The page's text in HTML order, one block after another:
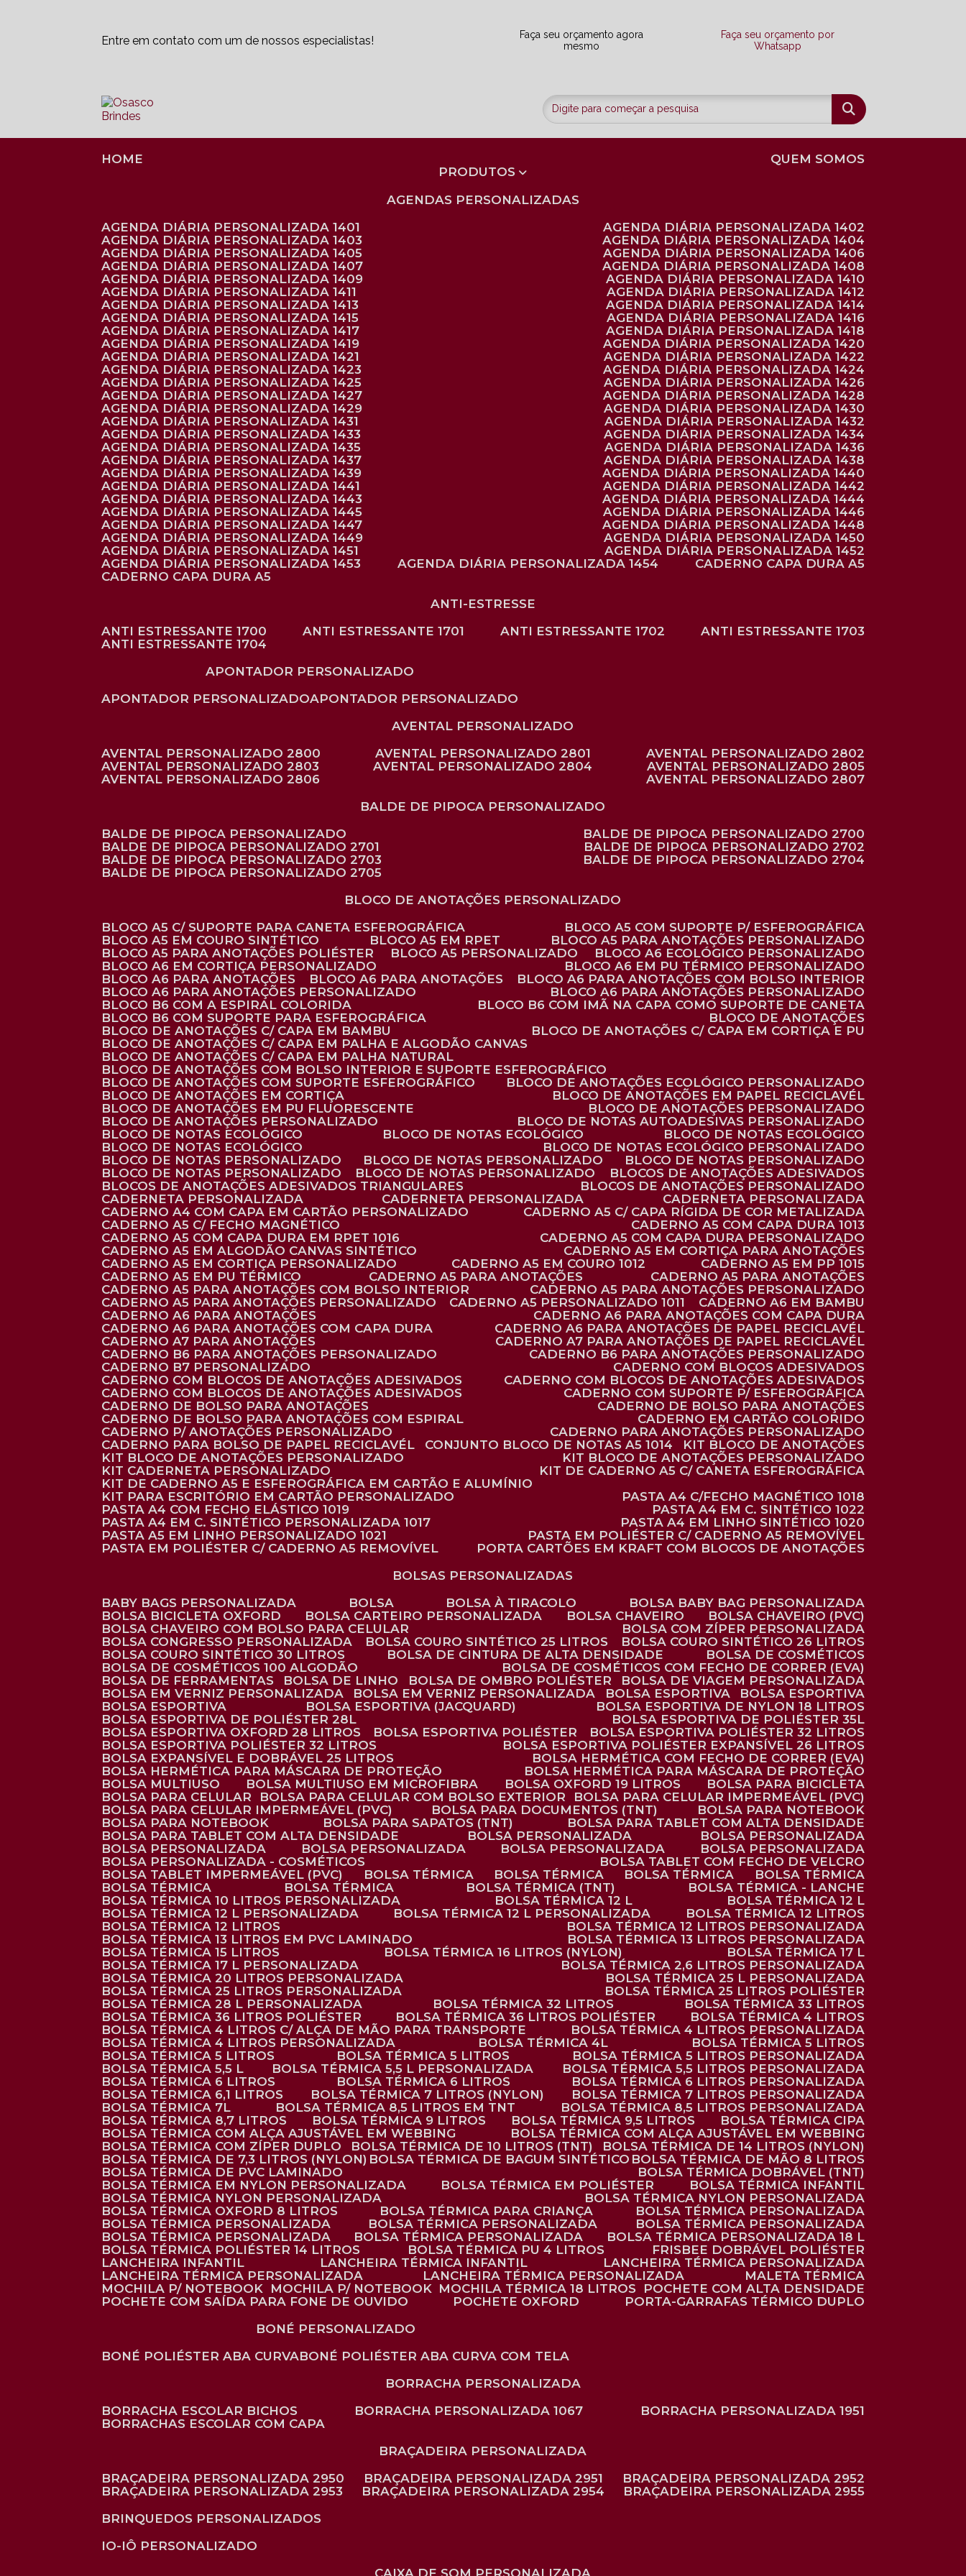
Entre em contato com um de nossos especialistas!
Faça seu orçamento agora
mesmo
Faça seu orçamento por
Whatsapp
HOME
QUEM SOMOS
PRODUTOS
AGENDAS PERSONALIZADAS
AGENDA DIÁRIA PERSONALIZADA 1401
AGENDA DIÁRIA PERSONALIZADA 1402
AGENDA DIÁRIA PERSONALIZADA 1403
AGENDA DIÁRIA PERSONALIZADA 1404
AGENDA DIÁRIA PERSONALIZADA 1405
AGENDA DIÁRIA PERSONALIZADA 1406
AGENDA DIÁRIA PERSONALIZADA 1407
AGENDA DIÁRIA PERSONALIZADA 1408
AGENDA DIÁRIA PERSONALIZADA 1409
AGENDA DIÁRIA PERSONALIZADA 1410
AGENDA DIÁRIA PERSONALIZADA 1411
AGENDA DIÁRIA PERSONALIZADA 1412
AGENDA DIÁRIA PERSONALIZADA 1413
AGENDA DIÁRIA PERSONALIZADA 1414
AGENDA DIÁRIA PERSONALIZADA 1415
AGENDA DIÁRIA PERSONALIZADA 1416
AGENDA DIÁRIA PERSONALIZADA 1417
AGENDA DIÁRIA PERSONALIZADA 1418
AGENDA DIÁRIA PERSONALIZADA 1419
AGENDA DIÁRIA PERSONALIZADA 1420
AGENDA DIÁRIA PERSONALIZADA 1421
AGENDA DIÁRIA PERSONALIZADA 1422
AGENDA DIÁRIA PERSONALIZADA 1423
AGENDA DIÁRIA PERSONALIZADA 1424
AGENDA DIÁRIA PERSONALIZADA 1425
AGENDA DIÁRIA PERSONALIZADA 1426
AGENDA DIÁRIA PERSONALIZADA 1427
AGENDA DIÁRIA PERSONALIZADA 1428
AGENDA DIÁRIA PERSONALIZADA 1429
AGENDA DIÁRIA PERSONALIZADA 1430
AGENDA DIÁRIA PERSONALIZADA 1431
AGENDA DIÁRIA PERSONALIZADA 1432
AGENDA DIÁRIA PERSONALIZADA 1433
AGENDA DIÁRIA PERSONALIZADA 1434
AGENDA DIÁRIA PERSONALIZADA 1435
AGENDA DIÁRIA PERSONALIZADA 1436
AGENDA DIÁRIA PERSONALIZADA 1437
AGENDA DIÁRIA PERSONALIZADA 1438
AGENDA DIÁRIA PERSONALIZADA 1439
AGENDA DIÁRIA PERSONALIZADA 1440
AGENDA DIÁRIA PERSONALIZADA 1441
AGENDA DIÁRIA PERSONALIZADA 1442
AGENDA DIÁRIA PERSONALIZADA 1443
AGENDA DIÁRIA PERSONALIZADA 1444
AGENDA DIÁRIA PERSONALIZADA 1445
AGENDA DIÁRIA PERSONALIZADA 1446
AGENDA DIÁRIA PERSONALIZADA 1447
AGENDA DIÁRIA PERSONALIZADA 1448
AGENDA DIÁRIA PERSONALIZADA 1449
AGENDA DIÁRIA PERSONALIZADA 1450
AGENDA DIÁRIA PERSONALIZADA 1451
AGENDA DIÁRIA PERSONALIZADA 1452
AGENDA DIÁRIA PERSONALIZADA 1453
AGENDA DIÁRIA PERSONALIZADA 1454
CADERNO CAPA DURA A5
CADERNO CAPA DURA A5
ANTI-ESTRESSE
ANTI ESTRESSANTE 1700
ANTI ESTRESSANTE 1701 ANTI ESTRESSANTE 1702
ANTI ESTRESSANTE 1703
ANTI ESTRESSANTE 1704
APONTADOR PERSONALIZADO
APONTADOR PERSONALIZADO
APONTADOR PERSONALIZADO
AVENTAL PERSONALIZADO
AVENTAL PERSONALIZADO 2800
AVENTAL PERSONALIZADO 2801
AVENTAL PERSONALIZADO 2802
AVENTAL PERSONALIZADO 2803
AVENTAL PERSONALIZADO 2804
AVENTAL PERSONALIZADO 2805
AVENTAL PERSONALIZADO 2806
AVENTAL PERSONALIZADO 2807
BALDE DE PIPOCA PERSONALIZADO
BALDE DE PIPOCA PERSONALIZADO
BALDE DE PIPOCA PERSONALIZADO 2700
BALDE DE PIPOCA PERSONALIZADO 2701
BALDE DE PIPOCA PERSONALIZADO 2702
BALDE DE PIPOCA PERSONALIZADO 2703
BALDE DE PIPOCA PERSONALIZADO 2704
BALDE DE PIPOCA PERSONALIZADO 2705
BLOCO DE ANOTAÇÕES PERSONALIZADO
BLOCO A5 C/ SUPORTE PARA CANETA ESFEROGRÁFICA
BLOCO A5 COM SUPORTE P/ ESFEROGRÁFICA
BLOCO A5 EM COURO SINTÉTICO
BLOCO A5 EM RPET
BLOCO A5 PARA ANOTAÇÕES PERSONALIZADO
BLOCO A5 PARA ANOTAÇÕES POLIÉSTER
BLOCO A5 PERSONALIZADO
BLOCO A6 ECOLÓGICO PERSONALIZADO
BLOCO A6 EM CORTIÇA PERSONALIZADO
BLOCO A6 EM PU TÉRMICO PERSONALIZADO
BLOCO A6 PARA ANOTAÇÕES
BLOCO A6 PARA ANOTAÇÕES
BLOCO A6 PARA ANOTAÇÕES COM BOLSO INTERIOR
BLOCO A6 PARA ANOTAÇÕES PERSONALIZADO
BLOCO A6 PARA ANOTAÇÕES PERSONALIZADO
BLOCO B6 COM A ESPIRAL COLORIDA
BLOCO B6 COM IMÃ NA CAPA COMO SUPORTE DE CANETA
BLOCO B6 COM SUPORTE PARA ESFEROGRÁFICA
BLOCO DE ANOTAÇÕES
BLOCO DE ANOTAÇÕES C/ CAPA EM BAMBU
BLOCO DE ANOTAÇÕES C/ CAPA EM CORTIÇA E PU
BLOCO DE ANOTAÇÕES C/ CAPA EM PALHA E ALGODÃO CANVAS
BLOCO DE ANOTAÇÕES C/ CAPA EM PALHA NATURAL
BLOCO DE ANOTAÇÕES COM BOLSO INTERIOR E SUPORTE ESFEROGRÁFICO
BLOCO DE ANOTAÇÕES COM SUPORTE ESFEROGRÁFICO
BLOCO DE ANOTAÇÕES ECOLÓGICO PERSONALIZADO
BLOCO DE ANOTAÇÕES EM CORTIÇA
BLOCO DE ANOTAÇÕES EM PAPEL RECICLAVÉL
BLOCO DE ANOTAÇÕES EM PU FLUORESCENTE
BLOCO DE ANOTAÇÕES PERSONALIZADO
BLOCO DE ANOTAÇÕES PERSONALIZADO
BLOCO DE NOTAS AUTOADESIVAS PERSONALIZADO
BLOCO DE NOTAS ECOLÓGICO
BLOCO DE NOTAS ECOLÓGICO
BLOCO DE NOTAS ECOLÓGICO
BLOCO DE NOTAS ECOLÓGICO
BLOCO DE NOTAS ECOLÓGICO PERSONALIZADO
BLOCO DE NOTAS PERSONALIZADO
BLOCO DE NOTAS PERSONALIZADO
BLOCO DE NOTAS PERSONALIZADO
BLOCO DE NOTAS PERSONALIZADO
BLOCO DE NOTAS PERSONALIZADO
BLOCOS DE ANOTAÇÕES ADESIVADOS
BLOCOS DE ANOTAÇÕES ADESIVADOS TRIANGULARES
BLOCOS DE ANOTAÇÕES PERSONALIZADO
CADERNETA PERSONALIZADA
CADERNETA PERSONALIZADA
CADERNETA PERSONALIZADA
CADERNO A4 COM CAPA EM CARTÃO PERSONALIZADO
CADERNO A5 C/ CAPA RÍGIDA DE COR METALIZADA
CADERNO A5 C/ FECHO MAGNÉTICO
CADERNO A5 COM CAPA DURA 1013
CADERNO A5 COM CAPA DURA EM RPET 1016
CADERNO A5 COM CAPA DURA PERSONALIZADO
CADERNO A5 EM ALGODÃO CANVAS SINTÉTICO
CADERNO A5 EM CORTIÇA PARA ANOTAÇÕES
CADERNO A5 EM CORTIÇA PERSONALIZADO
CADERNO A5 EM COURO 1012
CADERNO A5 EM PP 1015
CADERNO A5 EM PU TÉRMICO
CADERNO A5 PARA ANOTAÇÕES
CADERNO A5 PARA ANOTAÇÕES
CADERNO A5 PARA ANOTAÇÕES COM BOLSO INTERIOR
CADERNO A5 PARA ANOTAÇÕES PERSONALIZADO
CADERNO A5 PARA ANOTAÇÕES PERSONALIZADO
CADERNO A5 PERSONALIZADO 1011
CADERNO A6 EM BAMBU
CADERNO A6 PARA ANOTAÇÕES
CADERNO A6 PARA ANOTAÇÕES COM CAPA DURA
CADERNO A6 PARA ANOTAÇÕES COM CAPA DURA
CADERNO A6 PARA ANOTAÇÕES DE PAPEL RECICLAVÉL
CADERNO A7 PARA ANOTAÇÕES
CADERNO A7 PARA ANOTAÇÕES DE PAPEL RECICLAVÉL
CADERNO B6 PARA ANOTAÇÕES PERSONALIZADO
CADERNO B6 PARA ANOTAÇÕES PERSONALIZADO
CADERNO B7 PERSONALIZADO
CADERNO COM BLOCOS ADESIVADOS
CADERNO COM BLOCOS DE ANOTAÇÕES ADESIVADOS
CADERNO COM BLOCOS DE ANOTAÇÕES ADESIVADOS
CADERNO COM BLOCOS DE ANOTAÇÕES ADESIVADOS
CADERNO COM SUPORTE P/ ESFEROGRÁFICA
CADERNO DE BOLSO PARA ANOTAÇÕES
CADERNO DE BOLSO PARA ANOTAÇÕES
CADERNO DE BOLSO PARA ANOTAÇÕES COM ESPIRAL
CADERNO EM CARTÃO COLORIDO
CADERNO P/ ANOTAÇÕES PERSONALIZADO
CADERNO PARA ANOTAÇÕES PERSONALIZADO
CADERNO PARA BOLSO DE PAPEL RECICLAVÉL
CONJUNTO BLOCO DE NOTAS A5 1014
KIT BLOCO DE ANOTAÇÕES
KIT BLOCO DE ANOTAÇÕES PERSONALIZADO
KIT BLOCO DE ANOTAÇÕES PERSONALIZADO
KIT CADERNETA PERSONALIZADO
KIT DE CADERNO A5 C/ CANETA ESFEROGRÁFICA
KIT DE CADERNO A5 E ESFEROGRÁFICA EM CARTÃO E ALUMÍNIO
KIT PARA ESCRITÓRIO EM CARTÃO PERSONALIZADO
PASTA A4 C/FECHO MAGNÉTICO 1018
PASTA A4 COM FECHO ELÁSTICO 1019
PASTA A4 EM C. SINTÉTICO 1022
PASTA A4 EM C. SINTÉTICO PERSONALIZADA 1017
PASTA A4 EM LINHO SINTÉTICO 1020
PASTA A5 EM LINHO PERSONALIZADO 1021
PASTA EM POLIÉSTER C/ CADERNO A5 REMOVÍVEL
PASTA EM POLIÉSTER C/ CADERNO A5 REMOVÍVEL
PORTA CARTÕES EM KRAFT COM BLOCOS DE ANOTAÇÕES
BOLSAS PERSONALIZADAS
BABY BAGS PERSONALIZADA
BOLSA BOLSA À TIRACOLO
BOLSA BABY BAG PERSONALIZADA
BOLSA BICICLETA OXFORD
BOLSA CARTEIRO PERSONALIZADA BOLSA CHAVEIRO
BOLSA CHAVEIRO (PVC)
BOLSA CHAVEIRO COM BOLSO PARA CELULAR
BOLSA COM ZÍPER PERSONALIZADA
BOLSA CONGRESSO PERSONALIZADA
BOLSA COURO SINTÉTICO 25 LITROS
BOLSA COURO SINTÉTICO 26 LITROS
BOLSA COURO SINTÉTICO 30 LITROS
BOLSA DE CINTURA DE ALTA DENSIDADE
BOLSA DE COSMÉTICOS
BOLSA DE COSMÉTICOS 100 ALGODÃO
BOLSA DE COSMÉTICOS COM FECHO DE CORRER (EVA)
BOLSA DE FERRAMENTAS
BOLSA DE LINHO BOLSA DE OMBRO POLIÉSTER
BOLSA DE VIAGEM PERSONALIZADA
BOLSA EM VERNIZ PERSONALIZADA
BOLSA EM VERNIZ PERSONALIZADA BOLSA ESPORTIVA
BOLSA ESPORTIVA
BOLSA ESPORTIVA
BOLSA ESPORTIVA (JACQUARD)
BOLSA ESPORTIVA DE NYLON 18 LITROS
BOLSA ESPORTIVA DE POLIÉSTER 28L
BOLSA ESPORTIVA DE POLIÉSTER 35L
BOLSA ESPORTIVA OXFORD 28 LITROS
BOLSA ESPORTIVA POLIÉSTER
BOLSA ESPORTIVA POLIÉSTER 32 LITROS
BOLSA ESPORTIVA POLIÉSTER 32 LITROS
BOLSA ESPORTIVA POLIÉSTER EXPANSÍVEL 26 LITROS
BOLSA EXPANSÍVEL E DOBRÁVEL 25 LITROS
BOLSA HERMÉTICA COM FECHO DE CORRER (EVA)
BOLSA HERMÉTICA PARA MÁSCARA DE PROTEÇÃO
BOLSA HERMÉTICA PARA MÁSCARA DE PROTEÇÃO
BOLSA MULTIUSO
BOLSA MULTIUSO EM MICROFIBRA BOLSA OXFORD 19 LITROS
BOLSA PARA BICICLETA
BOLSA PARA CELULAR
BOLSA PARA CELULAR COM BOLSO EXTERIOR
BOLSA PARA CELULAR IMPERMEÁVEL (PVC)
BOLSA PARA CELULAR IMPERMEÁVEL (PVC)
BOLSA PARA DOCUMENTOS (TNT)
BOLSA PARA NOTEBOOK
BOLSA PARA NOTEBOOK
BOLSA PARA SAPATOS (TNT)
BOLSA PARA TABLET COM ALTA DENSIDADE
BOLSA PARA TABLET COM ALTA DENSIDADE
BOLSA PERSONALIZADA
BOLSA PERSONALIZADA
BOLSA PERSONALIZADA
BOLSA PERSONALIZADA BOLSA PERSONALIZADA
BOLSA PERSONALIZADA
BOLSA PERSONALIZADA - COSMÉTICOS
BOLSA TABLET COM FECHO DE VELCRO
BOLSA TABLET IMPERMEÁVEL (PVC)
BOLSA TÉRMICA BOLSA TÉRMICA BOLSA TÉRMICA
BOLSA TÉRMICA
BOLSA TÉRMICA
BOLSA TÉRMICA BOLSA TÉRMICA (TNT)
BOLSA TÉRMICA - LANCHE
BOLSA TÉRMICA 10 LITROS PERSONALIZADA
BOLSA TÉRMICA 12 L
BOLSA TÉRMICA 12 L
BOLSA TÉRMICA 12 L PERSONALIZADA
BOLSA TÉRMICA 12 L PERSONALIZADA
BOLSA TÉRMICA 12 LITROS
BOLSA TÉRMICA 12 LITROS
BOLSA TÉRMICA 12 LITROS PERSONALIZADA
BOLSA TÉRMICA 13 LITROS EM PVC LAMINADO
BOLSA TÉRMICA 13 LITROS PERSONALIZADA
BOLSA TÉRMICA 15 LITROS
BOLSA TÉRMICA 16 LITROS (NYLON)
BOLSA TÉRMICA 17 L
BOLSA TÉRMICA 17 L PERSONALIZADA
BOLSA TÉRMICA 2,6 LITROS PERSONALIZADA
BOLSA TÉRMICA 20 LITROS PERSONALIZADA
BOLSA TÉRMICA 25 L PERSONALIZADA
BOLSA TÉRMICA 25 LITROS PERSONALIZADA
BOLSA TÉRMICA 25 LITROS POLIÉSTER
BOLSA TÉRMICA 28 L PERSONALIZADA
BOLSA TÉRMICA 32 LITROS
BOLSA TÉRMICA 33 LITROS
BOLSA TÉRMICA 36 LITROS POLIÉSTER
BOLSA TÉRMICA 36 LITROS POLIÉSTER
BOLSA TÉRMICA 4 LITROS
BOLSA TÉRMICA 4 LITROS C/ ALÇA DE MÃO PARA TRANSPORTE
BOLSA TÉRMICA 4 LITROS PERSONALIZADA
BOLSA TÉRMICA 4 LITROS PERSONALIZADA
BOLSA TÉRMICA 4L
BOLSA TÉRMICA 5 LITROS
BOLSA TÉRMICA 5 LITROS
BOLSA TÉRMICA 5 LITROS
BOLSA TÉRMICA 5 LITROS PERSONALIZADA
BOLSA TÉRMICA 5,5 L
BOLSA TÉRMICA 5,5 L PERSONALIZADA
BOLSA TÉRMICA 5,5 LITROS PERSONALIZADA
BOLSA TÉRMICA 6 LITROS
BOLSA TÉRMICA 6 LITROS
BOLSA TÉRMICA 6 LITROS PERSONALIZADA
BOLSA TÉRMICA 6,1 LITROS
BOLSA TÉRMICA 7 LITROS (NYLON)
BOLSA TÉRMICA 7 LITROS PERSONALIZADA
BOLSA TÉRMICA 7L
BOLSA TÉRMICA 8,5 LITROS EM TNT
BOLSA TÉRMICA 8,5 LITROS PERSONALIZADA
BOLSA TÉRMICA 8,7 LITROS
BOLSA TÉRMICA 9 LITROS BOLSA TÉRMICA 9,5 LITROS
BOLSA TÉRMICA CIPA
BOLSA TÉRMICA COM ALÇA AJUSTÁVEL EM WEBBING
BOLSA TÉRMICA COM ALÇA AJUSTÁVEL EM WEBBING
BOLSA TÉRMICA COM ZÍPER DUPLO
BOLSA TÉRMICA DE 10 LITROS (TNT)
BOLSA TÉRMICA DE 14 LITROS (NYLON)
BOLSA TÉRMICA DE 7,3 LITROS (NYLON)
BOLSA TÉRMICA DE BAGUM SINTÉTICO
BOLSA TÉRMICA DE MÃO 8 LITROS
BOLSA TÉRMICA DE PVC LAMINADO
BOLSA TÉRMICA DOBRÁVEL (TNT)
BOLSA TÉRMICA EM NYLON PERSONALIZADA
BOLSA TÉRMICA EM POLIÉSTER
BOLSA TÉRMICA INFANTIL
BOLSA TÉRMICA NYLON PERSONALIZADA
BOLSA TÉRMICA NYLON PERSONALIZADA
BOLSA TÉRMICA OXFORD 8 LITROS
BOLSA TÉRMICA PARA CRIANÇA
BOLSA TÉRMICA PERSONALIZADA
BOLSA TÉRMICA PERSONALIZADA
BOLSA TÉRMICA PERSONALIZADA
BOLSA TÉRMICA PERSONALIZADA
BOLSA TÉRMICA PERSONALIZADA
BOLSA TÉRMICA PERSONALIZADA
BOLSA TÉRMICA PERSONALIZADA 18 L
BOLSA TÉRMICA POLIÉSTER 14 LITROS
BOLSA TÉRMICA PU 4 LITROS
FRISBEE DOBRÁVEL POLIÉSTER
LANCHEIRA INFANTIL
LANCHEIRA TÉRMICA INFANTIL
LANCHEIRA TÉRMICA PERSONALIZADA
LANCHEIRA TÉRMICA PERSONALIZADA
LANCHEIRA TÉRMICA PERSONALIZADA
MALETA TÉRMICA
MOCHILA P/ NOTEBOOK
MOCHILA P/ NOTEBOOK MOCHILA TÉRMICA 18 LITROS
POCHETE COM ALTA DENSIDADE
POCHETE COM SAÍDA PARA FONE DE OUVIDO
POCHETE OXFORD
PORTA-GARRAFAS TÉRMICO DUPLO
BONÉ PERSONALIZADO
BONÉ POLIÉSTER ABA CURVA
BONÉ POLIÉSTER ABA CURVA COM TELA
BORRACHA PERSONALIZADA
BORRACHA ESCOLAR BICHOS
BORRACHA PERSONALIZADA 1067
BORRACHA PERSONALIZADA 1951
BORRACHAS ESCOLAR COM CAPA
BRAÇADEIRA PERSONALIZADA
BRAÇADEIRA PERSONALIZADA 2950
BRAÇADEIRA PERSONALIZADA 2951
BRAÇADEIRA PERSONALIZADA 2952
BRAÇADEIRA PERSONALIZADA 2953
BRAÇADEIRA PERSONALIZADA 2954
BRAÇADEIRA PERSONALIZADA 2955
BRINQUEDOS PERSONALIZADOS
IO-IÔ PERSONALIZADO
CAIXA DE SOM PERSONALIZADA